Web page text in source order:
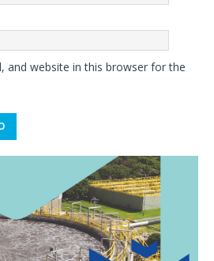
and website in this browser for the